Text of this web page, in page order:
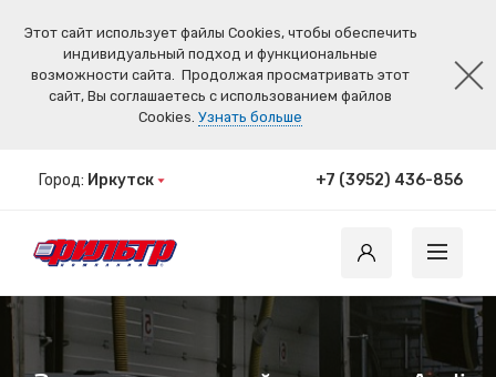
Этот сайт использует файлы Cookies, чтобы обеспечить
индивидуальный подход и функциональные
возможности сайта. Продолжая просматривать этот
сайт, Вы соглашаетесь с использованием файлов
Cookies. Узнать больше
Город: Иркутск +7 (3952) 436-856